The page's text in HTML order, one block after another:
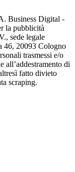
Business Digital -
la pubblicità
sede legale
46, 20093 Cologno
trasmessi e/o
all’addestramento di
fatto divieto
scraping.